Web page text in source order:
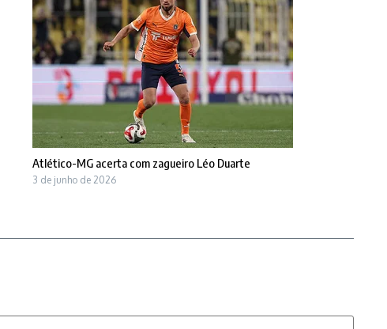
Atlético-MG acerta com zagueiro Léo Duarte
3 de junho de 2026